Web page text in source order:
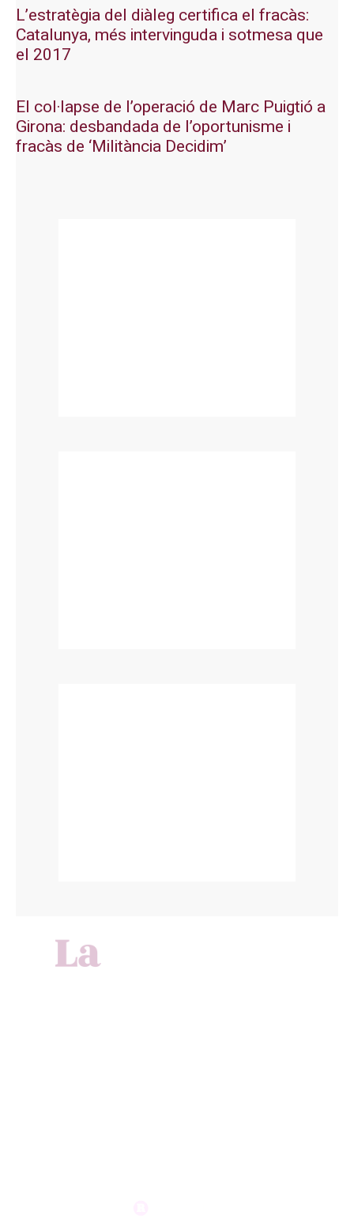
L’estratègia del diàleg certifica el fracàs:
Catalunya, més intervinguda i sotmesa que
el 2017
El col·lapse de l’operació de Marc Puigtió a
Girona: desbandada de l’oportunisme i
fracàs de ‘Militància Decidim’